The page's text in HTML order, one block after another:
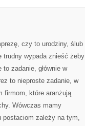
czy to urodziny, ślub
trudny wypada znieść żeby
zadanie, głównie w
to nieproste zadanie, w
firmom, które aranżują
Wówczas mamy
postaciom zależy na tym,